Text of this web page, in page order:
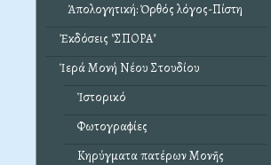
Ἀπολογητική: Ὀρθός λόγος-Πίστη
Ἐκδόσεις "ΣΠΟΡΑ"
Ἱερά Μονή Νέου Στουδίου
Ἱστορικό
Φωτογραφίες
Κηρύγματα πατέρων Μονῆς